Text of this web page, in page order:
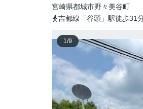
宮崎県都城市野々美谷町
吉都線「谷頭」駅徒歩31
1/9